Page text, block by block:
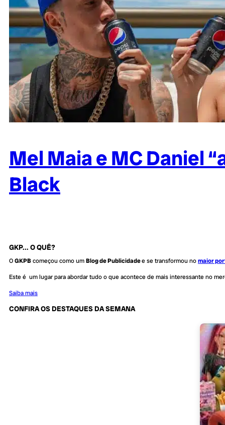
Mel Maia e MC Daniel
Black
GKP... O QUÊ?
OGKPBcomeçou como umBlog de Publicidadee se transformou nomaior
Este é um lugar para abordar tudo o que acontece de mais interessante no
Saiba mais
CONFIRA OS DESTAQUES DA SEMANA